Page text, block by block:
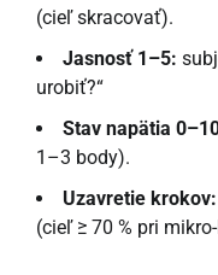
(cieľ skracovať).
Jasnosť 1–5:
urobiť?“
Stav napätia
1–3 body).
Uzavretie krokov:
(cieľ ≥ 70 % pri